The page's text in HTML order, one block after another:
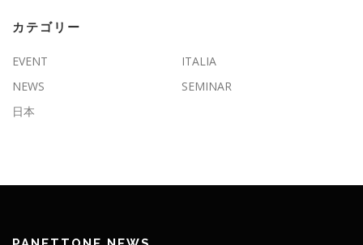
カテゴリー
EVENT
ITALIA
NEWS
SEMINAR
日本